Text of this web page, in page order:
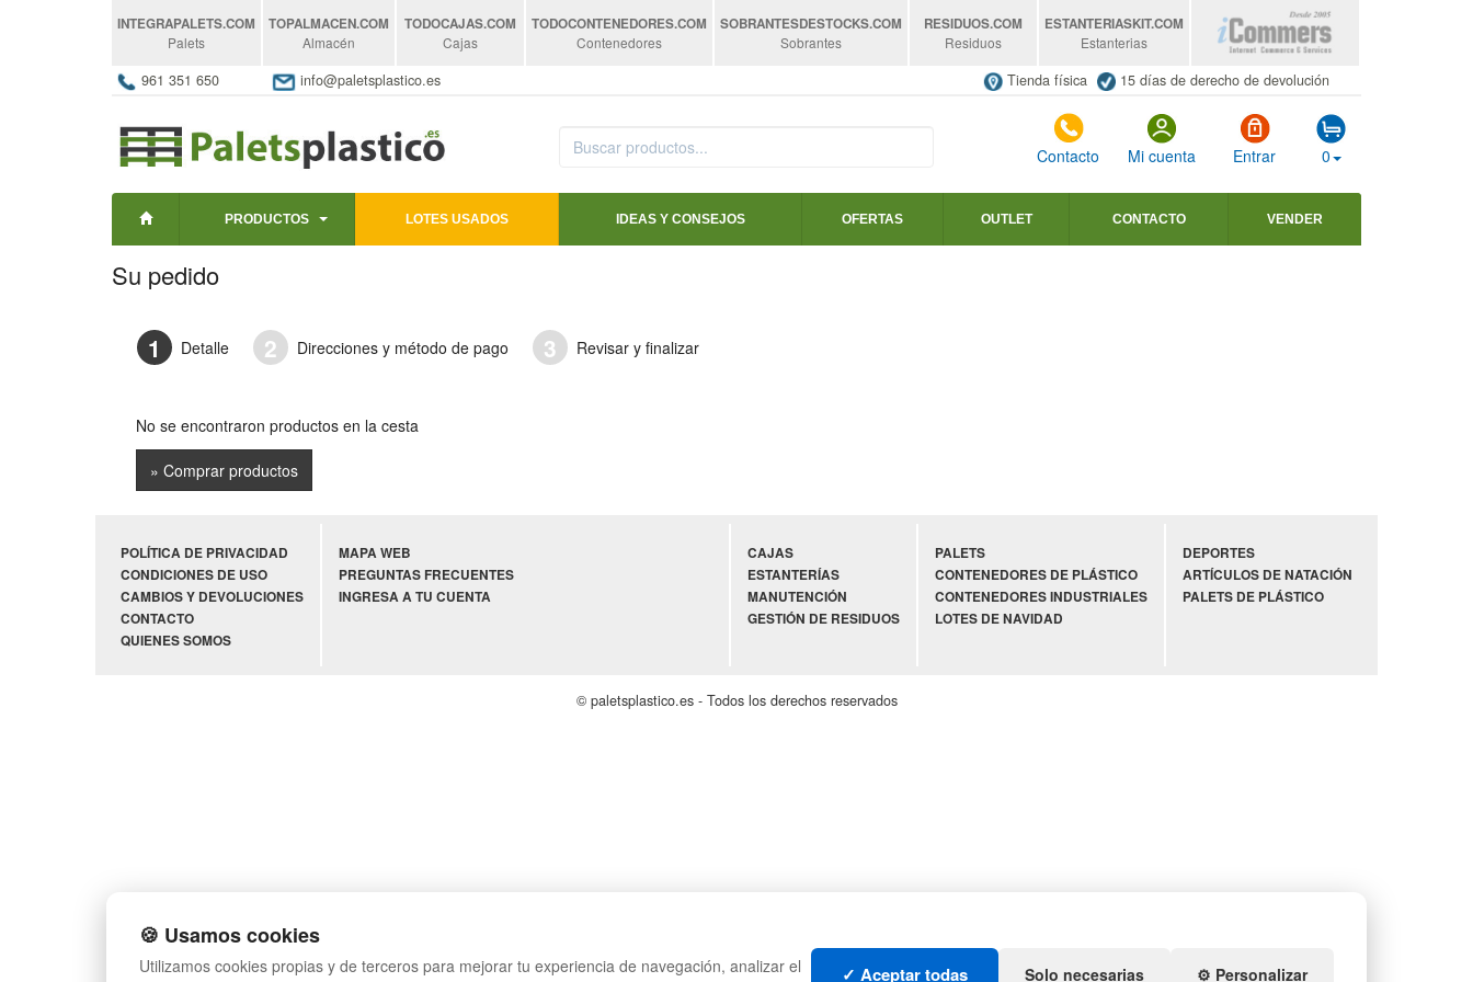
INTEGRAPALETS.COM
Palets
TOPALMACEN.COM
Almacén
TODOCAJAS.COM
Cajas
TODOCONTENEDORES.COM
Contenedores
SOBRANTESDESTOCKS.COM
Sobrantes
RESIDUOS.COM
Residuos
ESTANTERIASKIT.COM
Estanterias
961 351 650 info@paletsplastico.es Tienda física 15 días de derecho de devolución
Contacto Mi cuenta Entrar 0
PRODUCTOS LOTES USADOS IDEAS Y CONSEJOS OFERTAS OUTLET CONTACTO VENDER
Su pedido
1 Detalle 2 Direcciones y método de pago 3 Revisar y finalizar
No se encontraron productos en la cesta
» Comprar productos
POLÍTICA DE PRIVACIDAD
CONDICIONES DE USO
CAMBIOS Y DEVOLUCIONES
CONTACTO
QUIENES SOMOS
MAPA WEB
PREGUNTAS FRECUENTES
INGRESA A TU CUENTA
CAJAS
ESTANTERÍAS
MANUTENCIÓN
GESTIÓN DE RESIDUOS
PALETS
CONTENEDORES DE PLÁSTICO
CONTENEDORES INDUSTRIALES
LOTES DE NAVIDAD
DEPORTES
ARTÍCULOS DE NATACIÓN
PALETS DE PLÁSTICO
© paletsplastico.es - Todos los derechos reservados
🍪 Usamos cookies
Utilizamos cookies propias y de terceros para mejorar tu experiencia de navegación, analizar el
✓ Aceptar todas Solo necesarias ⚙️ Personalizar